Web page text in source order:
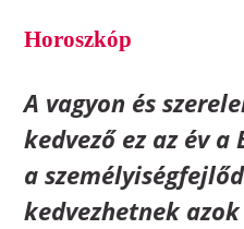
Horoszkóp
A vagyon és
kedvező ez az év
a
kedvezhetnek